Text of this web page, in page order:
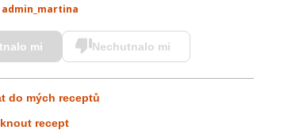
admin_martina
mi Nechutnalo mi
do mých receptů
recept